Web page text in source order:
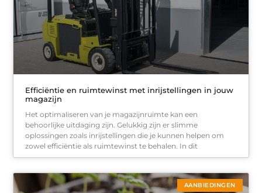
Efficiëntie en ruimtewinst met inrijstellingen in jouw
magazijn
Het optimaliseren van je magazijnruimte kan een
behoorlijke uitdaging zijn. Gelukkig zijn er slimme
oplossingen zoals inrijstellingen die je kunnen helpen om
zowel efficiëntie als ruimtewinst te behalen. In dit
AANBIEDINGEN